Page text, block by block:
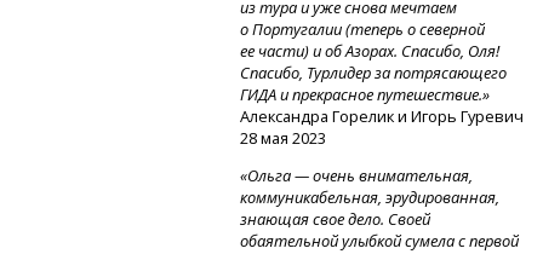
из тура и уже снова мечтаем
о Португалии (теперь о северной
ее части) и об Азорах. Спасибо, Оля!
Спасибо, Турлидер за потрясающего
ГИДА и прекрасное путешествие.»
Александра Горелик и Игорь Гуревич
28 мая 2023
«Ольга — очень внимательная,
коммуникабельная, эрудированная,
знающая свое дело. Своей
обаятельной улыбкой сумела с первой